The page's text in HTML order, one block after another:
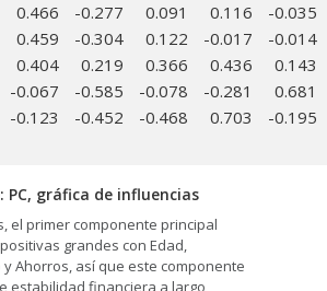
0.466 -0.277 0.091 0.116
-0.035
0.459 -0.304 0.122 -0.017
-0.014
0.404 0.219 0.366 0.436
0.143
-0.067 -0.585 -0.078 -0.281
0.681
-0.123 -0.452 -0.468 0.703 -0.195
PC, gráfica de influencias
el primer componente principal
grandes con Edad,
y Ahorros, así que este componente
estabilidad financiera a largo